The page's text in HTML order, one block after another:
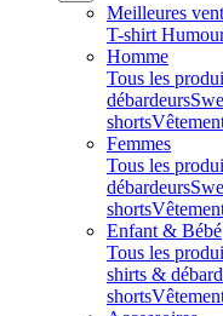
Meilleures
T-shirt
Homme
Tous les
débardeurs
shorts
Femmes
Tous les
débardeurs
shorts
Enfant & Bébé
Tous les
shirts &
shorts